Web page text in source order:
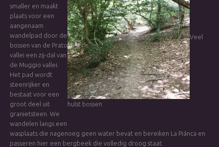
Veel
hulst bossen
smaller en maakt
plaats voor een
aangenaam
wandelpad door de
bossen van de Prato
vallei een zij-dal van
de Muggio vallei.
Het pad wordt
steenrijker en
bestaat voor een
groot deel uit
granietsteen. We
wandelen langs een
wasplaats die nagenoeg geen water bevat en bereiken La Piánca en
passeren hier een bergbeek die volledig droog staat.